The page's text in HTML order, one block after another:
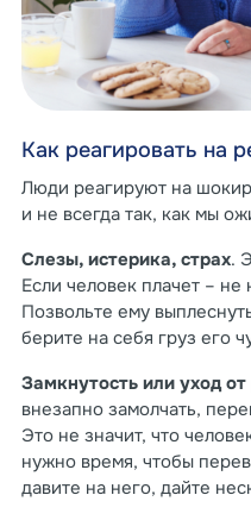
Как реагировать на
Люди реагируют на
и не всегда так, как мы
Слезы, истерика, страх.
Если человек плачет – не
Позвольте ему
берите на себя груз его
Замкнутость или уход от
внезапно замолчать,
Это не значит, что
нужно время, чтобы
давите на него, дайте